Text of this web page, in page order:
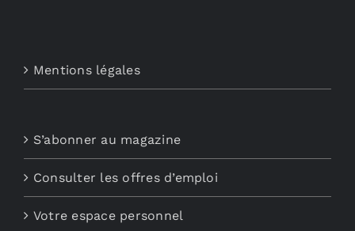
Mentions légales
S’abonner au magazine
Consulter les offres d’emploi
Votre espace personnel